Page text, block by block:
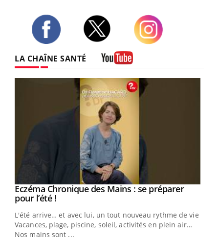
LA CHAÎNE SANTÉ
Youtube
Eczéma Chronique des Mains : se préparer
pour l’été !Youtube
L'été arrive… et avec lui, un tout nouveau rythme de vie !
Vacances, plage, piscine, soleil, activités en plein air…
Nos mains sont ...